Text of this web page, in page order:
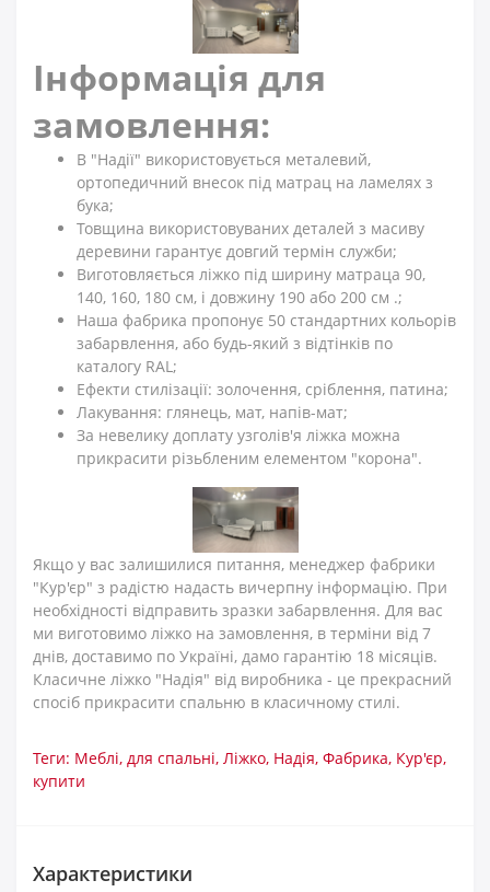
Інформація для
замовлення:
В "Надії" використовується металевий,
ортопедичний внесок під матрац на ламелях з
бука;
Товщина використовуваних деталей з масиву
деревини гарантує довгий термін служби;
Виготовляється ліжко під ширину матраца 90,
140, 160, 180 см, і довжину 190 або 200 см .;
Наша фабрика пропонує 50 стандартних кольорів
забарвлення, або будь-який з відтінків по
каталогу RAL;
Ефекти стилізації: золочення, сріблення, патина;
Лакування: глянець, мат, напів-мат;
За невелику доплату узголів'я ліжка можна
прикрасити різьбленим елементом "корона".
Якщо у вас залишилися питання, менеджер фабрики
"Кур'єр" з радістю надасть вичерпну інформацію. При
необхідності відправить зразки забарвлення. Для вас
ми виготовимо ліжко на замовлення, в терміни від 7
днів, доставимо по Україні, дамо гарантію 18 місяців.
Класичне ліжко "Надія" від виробника - це прекрасний
спосіб прикрасити спальню в класичному стилі.
Теги: Меблі, для спальні, Ліжко, Надія, Фабрика, Кур'єр,
купити
Характеристики